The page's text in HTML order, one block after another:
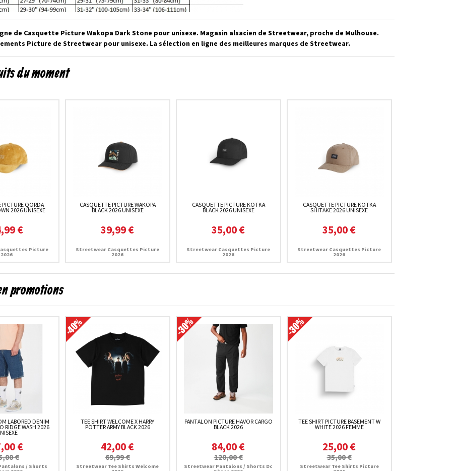
de Casquette Picture Wakopa Dark Stone pour unisexe. Magasin alsacien de Streetwear, proche de Mulhouse.
Picture de Streetwear pour unisexe. La sélection en ligne des meilleures marques de Streetwear.
du moment
PICTURE QORDA
2026 UNISEXE
€
Picture
2026
CASQUETTE PICTURE WAKOPA
BLACK 2026 UNISEXE
39,99 €
Streetwear Casquettes Picture
2026
CASQUETTE PICTURE KOTKA
BLACK 2026 UNISEXE
35,00 €
Streetwear Casquettes Picture
2026
CASQUETTE PICTURE KOTKA
SHITAKE 2026 UNISEXE
35,00 €
Streetwear Casquettes Picture
2026
promotions
LABORED DENIM
RIDGE WASH 2026
€
€
/ Shorts
TEE SHIRT WELCOME X HARRY
POTTER ARMY BLACK 2026
42,00 €
69,99 €
Streetwear Tee Shirts Welcome
PANTALON PICTURE HAVOR CARGO
BLACK 2026
84,00 €
120,00 €
Streetwear Pantalons / Shorts Dc
TEE SHIRT PICTURE BASEMENT W
WHITE 2026 FEMME
25,00 €
35,00 €
Streetwear Tee Shirts Picture